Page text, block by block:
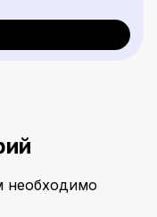
необходимо